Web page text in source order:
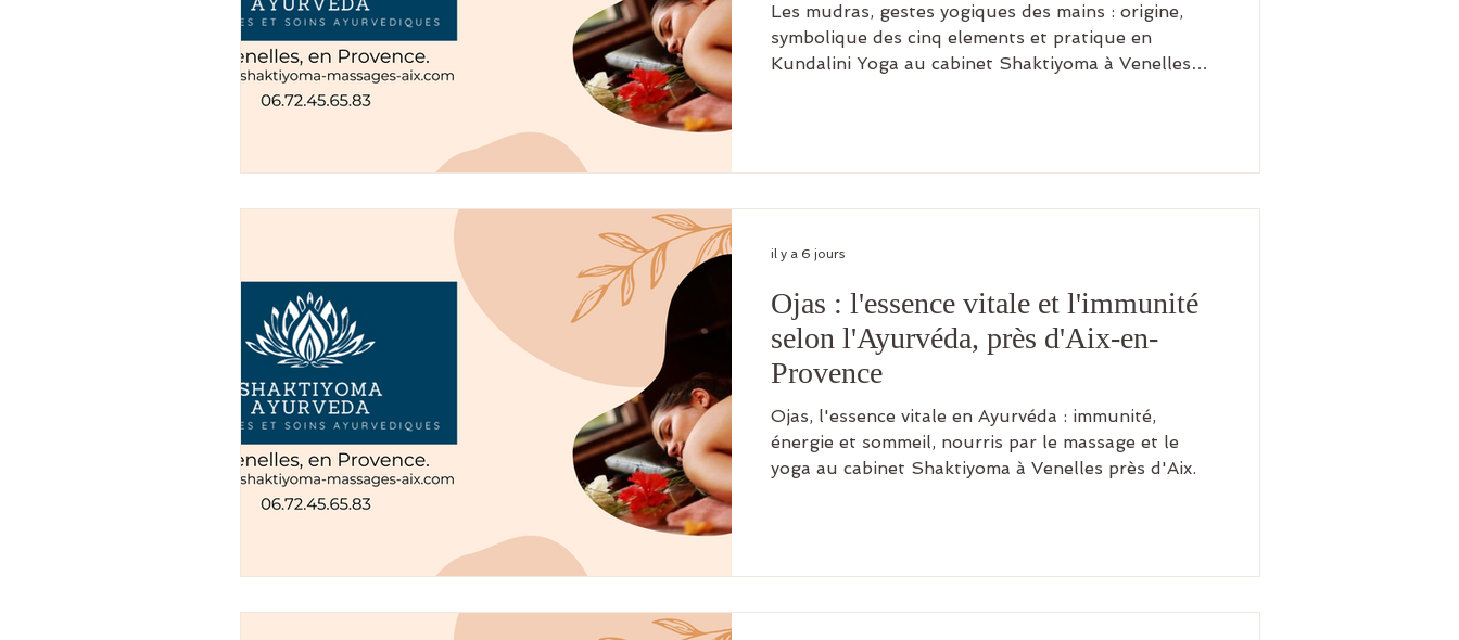
Les mudras, gestes yogiques des mains : origine,
symbolique des cinq elements et pratique en
Kundalini Yoga au cabinet Shaktiyoma à Venelles
Ojas : l'essence vitale et l'immunité
selon l'Ayurvéda, près d'Aix-en-
Provence
Ojas, l'essence vitale en Ayurvéda : immunité,
énergie et sommeil, nourris par le massage et le
yoga au cabinet Shaktiyoma à Venelles près d'Aix.
il y a 6 jours